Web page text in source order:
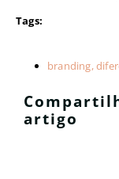
Tags:
branding,
artigo